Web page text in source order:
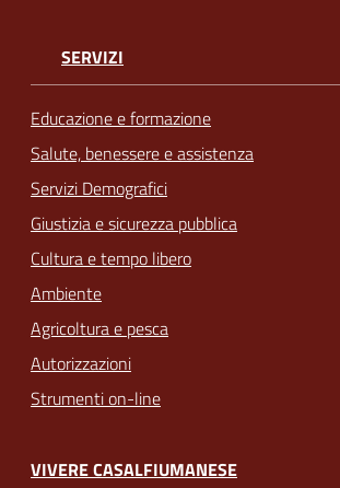
SERVIZI
Educazione e formazione
Salute, benessere e assistenza
Servizi Demografici
Giustizia e sicurezza pubblica
Cultura e tempo libero
Ambiente
Agricoltura e pesca
Autorizzazioni
Strumenti on-line
VIVERE CASALFIUMANESE